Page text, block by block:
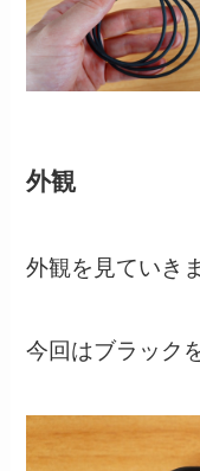
外観
外観を見ていき
今回はブラック